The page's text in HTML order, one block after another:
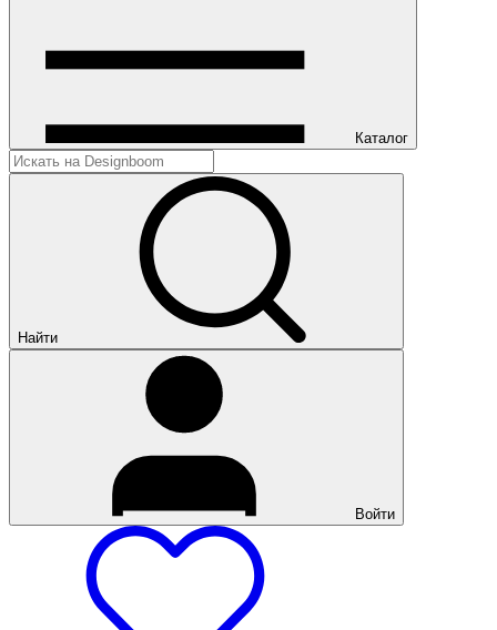
Каталог
Найти
Войти